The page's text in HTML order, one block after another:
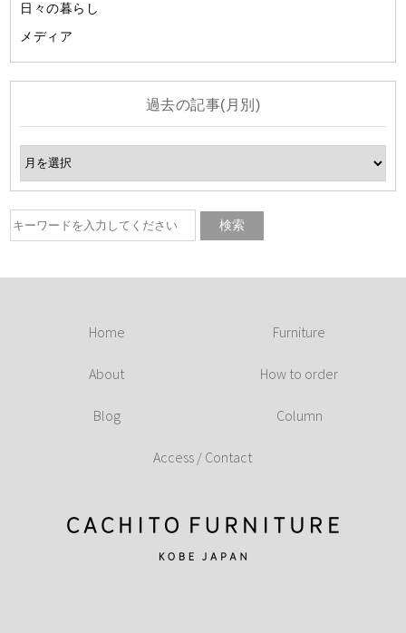
日々の暮らし
メディア
過去の記事(月別)
Home Furniture
About How to order
Blog Column
Access / Contact